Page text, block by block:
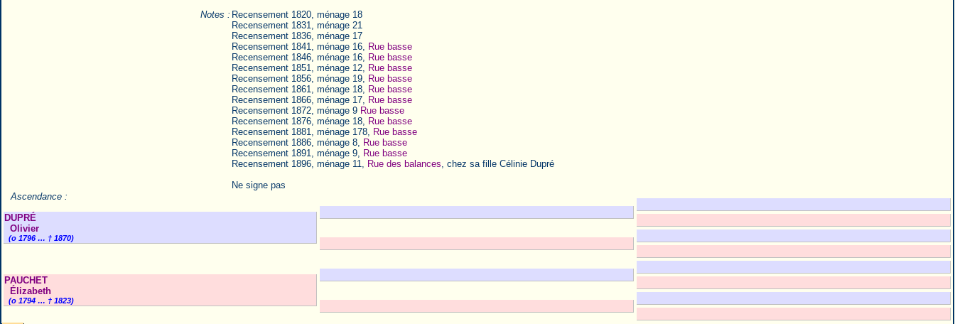
Notes : Recensement 1820, ménage 18
Recensement 1831, ménage 21
Recensement 1836, ménage 17
Recensement 1841, ménage 16,
Rue basse
Recensement 1846, ménage 16,
Rue basse
Recensement 1851, ménage 12,
Rue basse
Recensement 1856, ménage 19,
Rue basse
Recensement 1861, ménage 18,
Rue basse
Recensement 1866, ménage 17,
Rue basse
Recensement 1872, ménage 9 Rue basse
Recensement 1876, ménage 18,
Rue basse
Recensement 1881, ménage 178,
Rue basse
Recensement 1886, ménage 8,
Rue basse
Recensement 1891, ménage 9,
Rue basse
Recensement 1896, ménage 11,
Rue des balances , chez sa fille Célinie Dupré
Ne signe pas
DUPRÉ
Olivier
(o 1796 … † 1870)
PAUCHET
Élizabeth
(o 1794 … † 1823)
Ascendance :